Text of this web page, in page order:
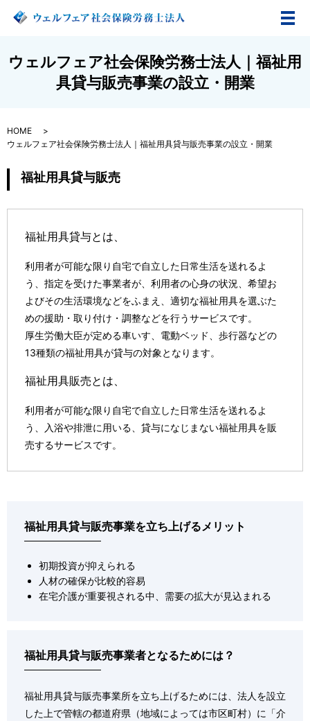
メ
ウェルフェア社会保険労務士法人｜福祉用
具貸与販売事業の設立・開業
HOME
ウェルフェア社会保険労務士法人｜福祉用具貸与販売事業の設立・開業
福祉用具貸与販売
福祉用具貸与とは、
利用者が可能な限り自宅で自立した日常生活を送れるよ
う、指定を受けた事業者が、利用者の心身の状況、希望お
よびその生活環境などをふまえ、適切な福祉用具を選ぶた
めの援助・取り付け・調整などを行うサービスです。
厚生労働大臣が定める車いす、電動ベッド、歩行器などの
13種類の福祉用具が貸与の対象となります。
福祉用具販売とは、
利用者が可能な限り自宅で自立した日常生活を送れるよ
う、入浴や排泄に用いる、貸与になじまない福祉用具を販
売するサービスです。
福祉用具貸与販売事業を立ち上げるメリット
初期投資が抑えられる
人材の確保が比較的容易
在宅介護が重要視される中、需要の拡大が見込まれる
福祉用具貸与販売事業者となるためには？
福祉用具貸与販売事業所を立ち上げるためには、法人を設立
した上で管轄の都道府県（地域によっては市区町村）に「介